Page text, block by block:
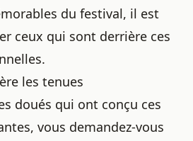
du festival, il est
ceux qui sont derrière ces
les tenues
doués qui ont conçu ces
vous demandez-vous